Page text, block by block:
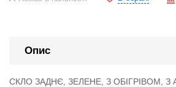
Опис
СКЛО ЗАДНЄ, ЗЕЛЕНЕ, З ОБІГРІВОМ,